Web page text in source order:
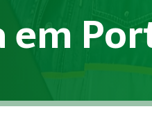
Ministério do